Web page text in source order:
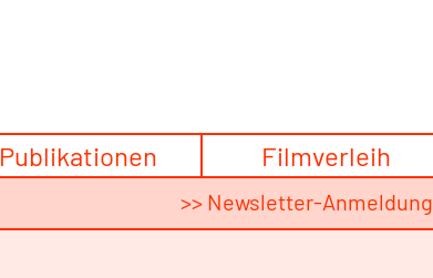
Publikationen Filmverleih
>> Newsletter-Anmeldung